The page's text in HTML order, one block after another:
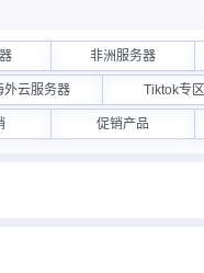
非洲服务器
外云服务器 Tiktok专区
促销产品